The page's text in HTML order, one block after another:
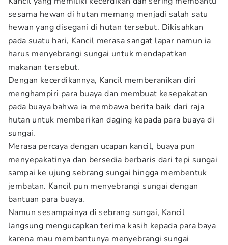
sesama hewan di hutan memang menjadi salah satu
hewan yang disegani di hutan tersebut. Dikisahkan
pada suatu hari, Kancil merasa sangat lapar namun ia
harus menyebrangi sungai untuk mendapatkan
makanan tersebut.
Dengan kecerdikannya, Kancil memberanikan diri
menghampiri para buaya dan membuat kesepakatan
pada buaya bahwa ia membawa berita baik dari raja
hutan untuk memberikan daging kepada para buaya di
sungai.
Merasa percaya dengan ucapan kancil, buaya pun
menyepakatinya dan bersedia berbaris dari tepi sungai
sampai ke ujung sebrang sungai hingga membentuk
jembatan. Kancil pun menyebrangi sungai dengan
bantuan para buaya.
Namun sesampainya di sebrang sungai, Kancil
langsung mengucapkan terima kasih kepada para baya
karena mau membantunya menyebrangi sungai